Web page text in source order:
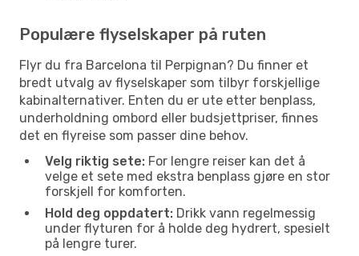
Populære flyselskaper på ruten
Flyr du fra Barcelona til Perpignan? Du finner et
bredt utvalg av flyselskaper som tilbyr forskjellige
kabinalternativer. Enten du er ute etter benplass,
underholdning ombord eller budsjettpriser, finnes
det en flyreise som passer dine behov.
Velg riktig sete: For lengre reiser kan det å
velge et sete med ekstra benplass gjøre en stor
forskjell for komforten.
Hold deg oppdatert: Drikk vann regelmessig
under flyturen for å holde deg hydrert, spesielt
på lengre turer.